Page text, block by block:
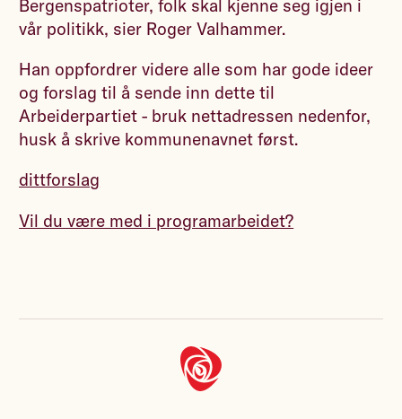
Bergenspatrioter, folk skal kjenne seg igjen i
vår politikk, sier Roger Valhammer.
Han oppfordrer videre alle som har gode ideer
og forslag til å sende inn dette til
Arbeiderpartiet - bruk nettadressen nedenfor,
husk å skrive kommunenavnet først.
dittforslag
Vil du være med i programarbeidet?